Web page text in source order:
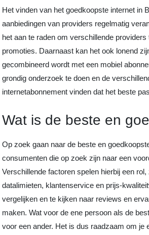
Het vinden van het goedkoopste internet in
aanbiedingen van providers regelmatig
het aan te raden om verschillende
promoties. Daarnaast kan het ook lonend
gecombineerd wordt met een mobiel
grondig onderzoek te doen en de
internetabonnement vinden dat het beste
Wat is de beste en
Op zoek gaan naar de beste en
consumenten die op zoek zijn naar een
Verschillende factoren spelen hierbij een
datalimieten, klantenservice en prijs-
vergelijken en te kijken naar reviews en
maken. Wat voor de ene persoon als de
voor een ander. Het is dus raadzaam om je